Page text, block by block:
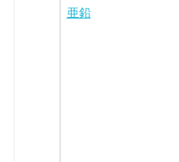
亜鉛